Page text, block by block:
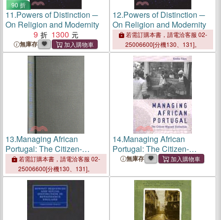
90 折
11.Powers of Distinction ─
On Religion and Modernity
9
1300
無庫存
12.Powers of Distinction ─
On Religion and Modernity
若需訂購本書，請電洽客服 02-
25006600[分機130、131]。
13.Managing African
Portugal: The Citizen-
Migrant Distinction
若需訂購本書，請電洽客服 02-
25006600[分機130、131]。
14.Managing African
Portugal: The Citizen-
Migrant Distinction
無庫存